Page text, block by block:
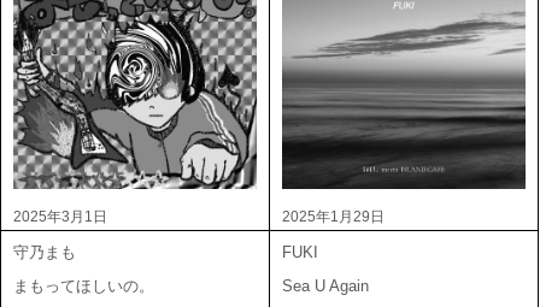
2025年3月1日
守乃まも
まもってほしいの。
2025年1月29日
FUKI
Sea U Again